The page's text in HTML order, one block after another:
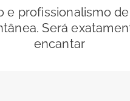
profissionalismo
Será
encantar